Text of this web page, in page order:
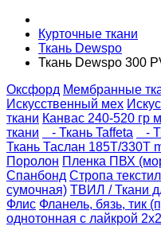
Курточные ткани
Ткань Dewspo
Ткань Dewspo 300
Оксфорд Мембранные
Искусственный мех
ткани Канвас 240-520 гр
ткани
- Ткань Taffeta -
Ткань Таслан 185T/330T
Поролон Пленка ПВХ
Спанбонд Стропа
сумочная) ТВИЛ / Ткани
Флис Фланель, бязь, тик
однотонная с лайкрой